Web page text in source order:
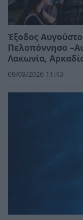
Έξοδος
Πελοπόννησο
Λακωνία,
09/08/2026 11:43